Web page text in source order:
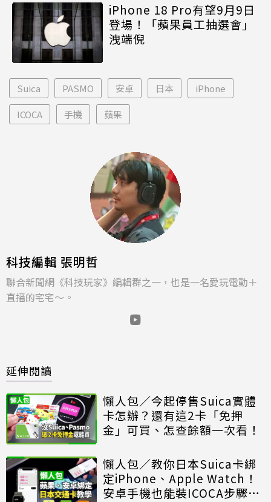
iPhone 18 Pro有望9月9日
登場！「蘋果員工抽選會」
洩端倪
Suica PASMO 安卓 日本 iPhone
ICOCA 手機 蘋果
科技編輯 張明哲
聯合新聞網《科技玩家》編輯群之一，也是一名愛玩電動＋
直播的宅宅～。
延伸閱讀
懶人包／今起停售Suica實體
卡怎辦？還有這2卡「免押
金」可買、怎查餘額一次看！
懶人包／教你日本Suica卡綁
定iPhone、Apple Watch！
安卓手機也能裝ICOCA步驟教